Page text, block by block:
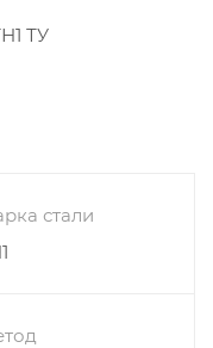
ТУ
стали